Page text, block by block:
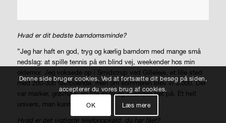
Hvad er dit bedste barndomsminde?
”Jeg har haft en god, tryg og kærlig barndom med mange små
nedslag: at spille tennis på en blind vej, weekender hos min
oldemor. Jeg voksede op i Smidstrup ved Gilleleje, et lille sted
med 200-300 fastboende, men om sommeren blev vi 5.000. Der
var marker, gravhøje, en lille skov og stranden tæt på. Et helt
univers, man kunne lege i.”
Hvad er det vigtigste telefonopkald, du har fået?
Denne side bruger cookies. Ved at fortsætte dit besøg på siden,
accepterer du vores brug af cookies.
OK Læs mere